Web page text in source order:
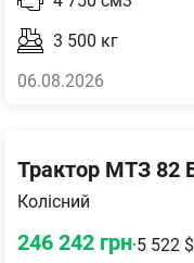
3 500 кг
06.08.2026
Трактор МТЗ 82
Колісний
246 242 грн·5 522 $